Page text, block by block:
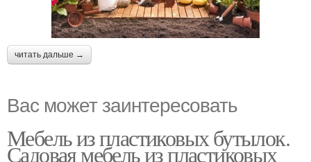
читать дальше →
Вас может заинтересовать
Мебель из пластиковых бутылок.
Садовая мебель из пластиковых